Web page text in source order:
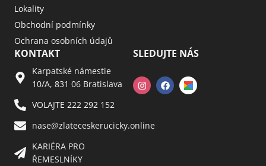
Lokality
Obchodní podmínky
Ochrana osobních údajů
KONTAKT
Karpatské námestie
10/A, 831 06 Bratislava
VOLAJTE 222 292 152
nase@zlateceskerucicky.online
KARIÉRA PRO
ŘEMESLNÍKY
SLEDUJTE NÁS